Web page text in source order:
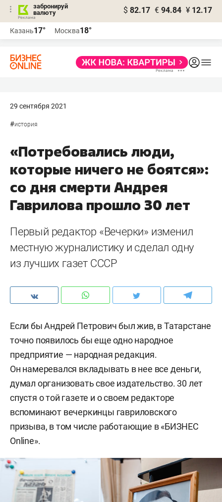
забронируй
валюту
$ 82.17 € 94.84 ¥ 12.17
Казань17° Москва18°
29 сентября 2021
#история
«Потребовались люди,
которые ничего не боятся»:
со дня смерти Андрея
Гаврилова прошло 30 лет
Первый редактор «Вечерки» изменил
местную журналистику и сделал одну
из лучших газет СССР
Если бы Андрей Петрович был жив, в Татарстане
точно появилось бы еще одно народное
предприятие — народная редакция.
Он намеревался вкладывать в нее все деньги,
думал организовать свое издательство. 30 лет
спустя о той газете и о своем редакторе
вспоминают вечеркинцы гавриловского
призыва, в том числе работающие в «БИЗНЕС
Online».